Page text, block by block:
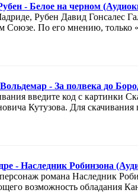
- Белое на черном
Рубен Давид Гонсалес
Союзе. По его мнению, только
- За полвека до
введите код с картинки
Кутузова. Для скачивания
- Наследник Робинзона
романа Наследник
возможность обладания